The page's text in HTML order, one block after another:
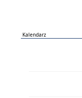
Kalendarz